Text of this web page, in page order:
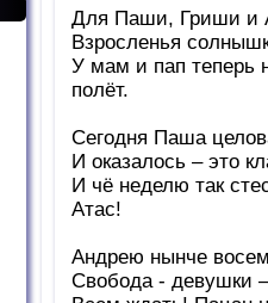
Для Паши, Гриши и
Взросленья
У мам и пап теперь
полёт.
Сегодня Паша
И оказалось – это
И чё неделю так
Атас!
Андрею нынче
Свобода - девушки